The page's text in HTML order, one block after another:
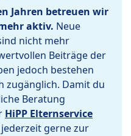
Jahren betreuen wir
aktiv. Neue
nicht mehr
Beiträge der
jedoch bestehen
zugänglich. Damit du
Beratung
HiPP Elternservice
gerne zur